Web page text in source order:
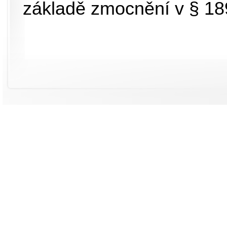
základě zmocnění v §